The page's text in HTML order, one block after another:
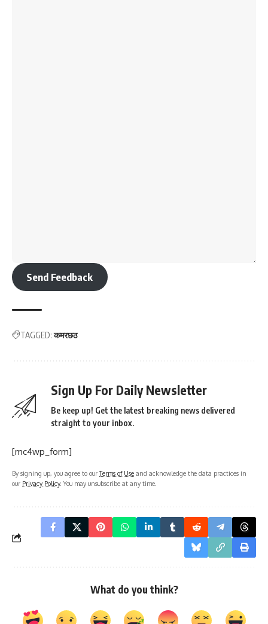
Send Feedback
TAGGED: कमरछठ
Sign Up For Daily Newsletter
Be keep up! Get the latest breaking news delivered
straight to your inbox.
[mc4wp_form]
By signing up, you agree to ourTerms of Use and acknowledge the data practices in
our Privacy Policy. You may unsubscribe at any time.
What do you think?